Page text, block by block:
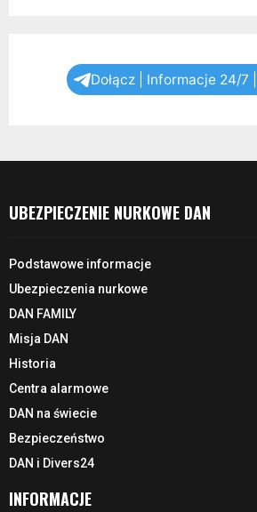
Dołącz | Informacje 24/7
UBEZPIECZENIE NURKOWE DAN
Podstawowe informacje
Ubezpieczenia nurkowe
DAN FAMILY
Misja DAN
Historia
Centra alarmowe
DAN na świecie
Bezpieczeństwo
DAN i Divers24
INFORMACJE